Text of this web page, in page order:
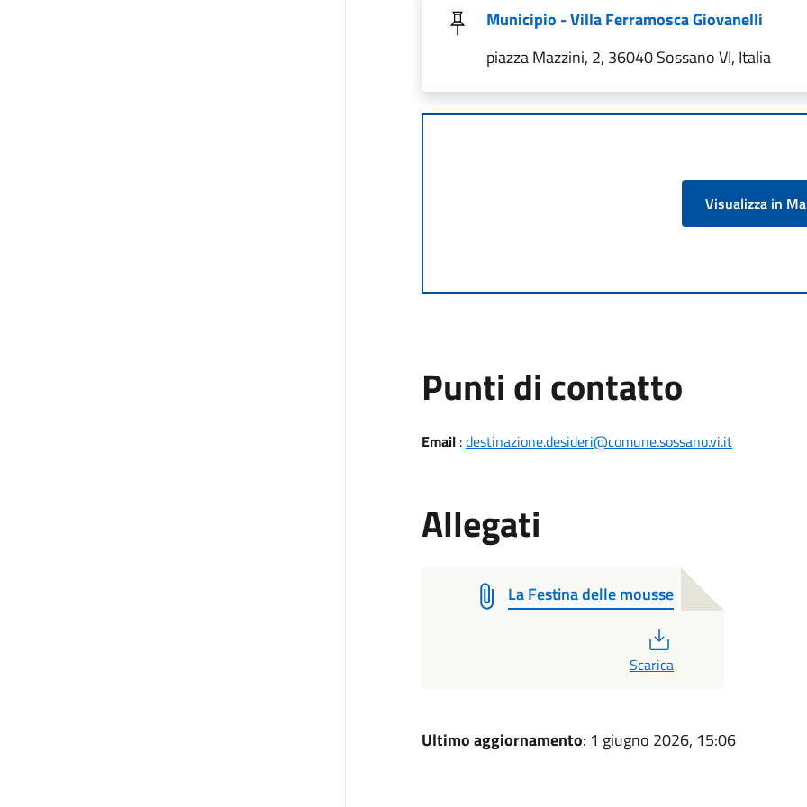
Municipio - Villa Ferramosca Giovanelli
piazza Mazzini, 2, 36040 Sossano VI, Italia
Visualizza in
Punti di contatto
Email:destinazione.desideri@comune.sossano.vi.it
Allegati
La Festina delle mousse
Scarica
Ultimo aggiornamento: 1 giugno 2026, 15:06